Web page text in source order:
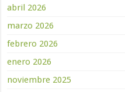
abril 2026
marzo 2026
febrero 2026
enero 2026
noviembre 2025